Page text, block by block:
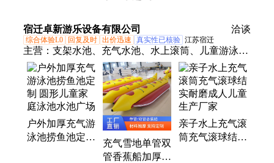
家
随心定制
宿迁卓新游乐设备有限公司 洽谈
综合体验L0 回复及时 出价迅速 真实性已核验 江苏宿迁
主营： 支架水池、充气水池、水上滚筒、儿童游泳
池、水上闯关、碰碰球、漂流船、充气蹦床、充气滑
梯、雪地香蕉船、游乐设备
户外加厚充气游
泳池捞鱼池定制
充气雪地单管双
管香蕉船加厚
亲子水上充气滚
筒充气滚球结实